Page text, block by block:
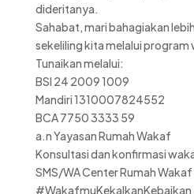
dideritanya.
Sahabat, mari bahagiakan
sekeliling kita melalui program
Tunaikan melalui:
BSI 24 2009 1009
Mandiri 1310007824552
BCA 7750 3333 59
a.n Yayasan Rumah Wakaf
Konsultasi dan konfirmasi
SMS/WA Center Rumah
#WakafmuKekalkanKebaikan